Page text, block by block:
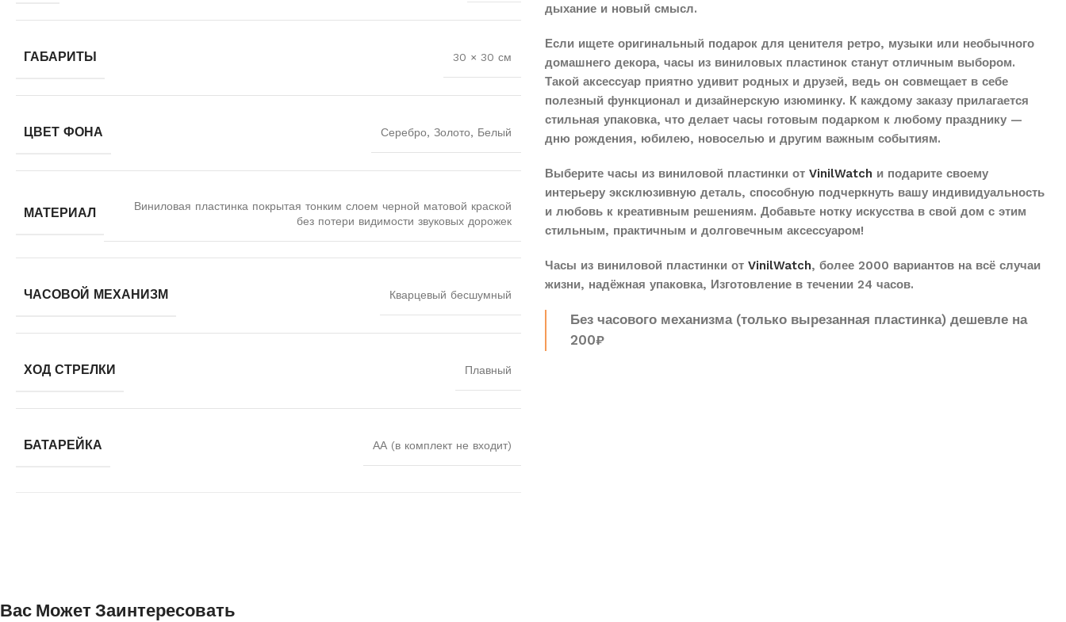
ГАБАРИТЫ 30 × 30 см
ЦВЕТ ФОНА Серебро, Золото, Белый
МАТЕРИАЛ
Виниловая пластинка покрытая тонким слоем черной матовой краской
без потери видимости звуковых дорожек
ЧАСОВОЙ МЕХАНИЗМ Кварцевый бесшумный
ХОД СТРЕЛКИ Плавный
БАТАРЕЙКА АА (в комплект не входит)
дыхание и новый смысл.
Если ищете оригинальный подарок для ценителя ретро, музыки или необычного
домашнего декора, часы из виниловых пластинок станут отличным выбором.
Такой аксессуар приятно удивит родных и друзей, ведь он совмещает в себе
полезный функционал и дизайнерскую изюминку. К каждому заказу прилагается
стильная упаковка, что делает часы готовым подарком к любому празднику —
дню рождения, юбилею, новоселью и другим важным событиям.
Выберите часы из виниловой пластинки от VinilWatch и подарите своему
интерьеру эксклюзивную деталь, способную подчеркнуть вашу индивидуальность
и любовь к креативным решениям. Добавьте нотку искусства в свой дом с этим
стильным, практичным и долговечным аксессуаром!
Часы из виниловой пластинки от VinilWatch, более 2000 вариантов на всё случаи
жизни, надёжная упаковка, Изготовление в течении 24 часов.
Без часового механизма (только вырезанная пластинка) дешевле на
200₽
Вас Может Заинтересовать